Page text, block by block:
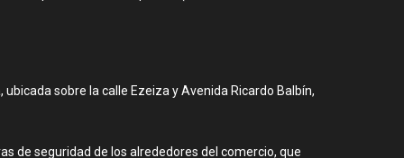
sobre la calle Ezeiza y Avenida Ricardo Balbín,
de seguridad de los alrededores del comercio, que